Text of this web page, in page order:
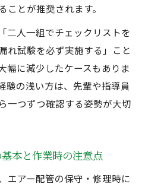
とが推奨されます。
二人一組でチェックリストを
れ試験を必ず実施する」こと
幅に減少したケースもありま
験の浅い方は、先輩や指導員
一つずつ確認する姿勢が大切
本と作業時の注意点
エアー配管の保守・修理時に